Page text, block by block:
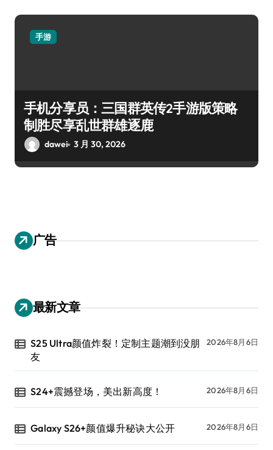
手游
手机分享员：三国群英传2手游版策略
制胜尽享乱世群雄逐鹿
dawei 3 月 30, 2026
广告
最新文章
S25 Ultra颜值炸裂！定制主题潮到没朋
友
2026年8月6日
S24+震撼登场，美出新高度！ 2026年8月6日
Galaxy S26+颜值爆升秘诀大公开 2026年8月6日